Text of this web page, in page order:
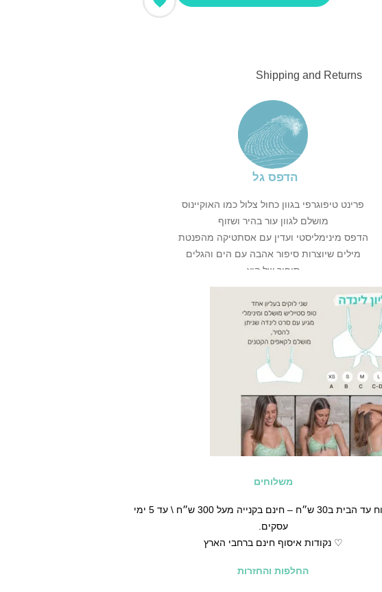
Shipping and Returns
הדפס גל
פרינט טיפוגרפי בגוון כחול צלול כמו האוקיינוס
מושלם לגוון עור בהיר ושזוף
הדפס מינימליסטי ועדין עם אסתטיקה מהפנטת
מילים שיוצרות סיפור אהבה עם הים והגלים
סיפור של קיץ
♡ מיקום ההדפס על הבגד ים משתנה מפריט לפריט
♡ מומלץ לקרוא את הטיפים שלנולשמירה על הבגד ים
משלוחים
♡ משלוח עד הבית ב30 ש״ח – חינם בקנייה מעל 300 ש״ח \ עד 5 ימי
עסקים.
♡ נקודות איסוף חינם ברחבי הארץ
החלפות והחזרות